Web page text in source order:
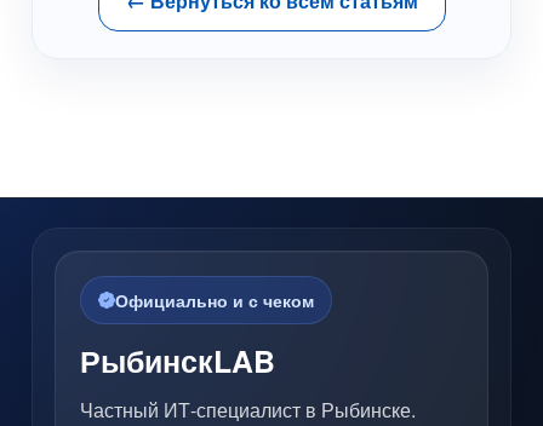
Официально и с чеком
РыбинскLAB
Частный ИТ-специалист в Рыбинске.